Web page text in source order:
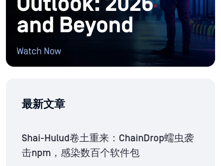
最新文章
Shai-Hulud卷土重来：ChainDrop蠕虫袭
击npm，感染数百个软件包